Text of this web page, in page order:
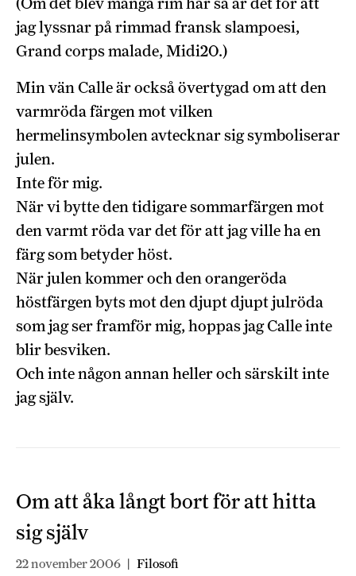
jag lyssnar på rimmad fransk slampoesi,
Grand corps malade, Midi20.)
Min vän Calle är också övertygad om att den
varmröda färgen mot vilken
hermelinsymbolen avtecknar sig symboliserar
julen.
Inte för mig.
När vi bytte den tidigare sommarfärgen mot
den varmt röda var det för att jag ville ha en
färg som betyder höst.
När julen kommer och den orangeröda
höstfärgen byts mot den djupt djupt julröda
som jag ser framför mig, hoppas jag Calle inte
blir besviken.
Och inte någon annan heller och särskilt inte
jag själv.
Om att åka långt bort för att hitta
sig själv
22 november 2006 | Filosofi